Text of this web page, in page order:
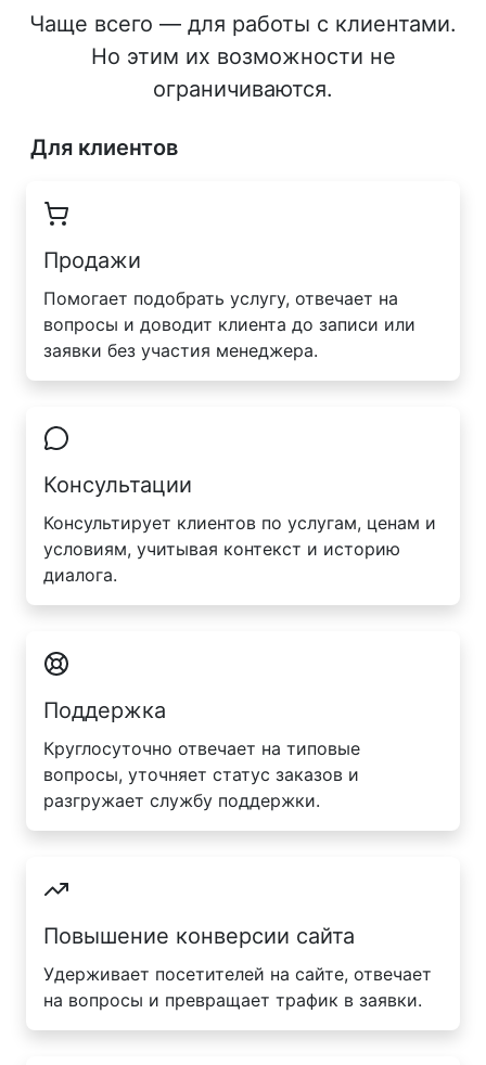
Чаще всего — для работы с клиентами.
Но этим их возможности не
ограничиваются.
Для клиентов
Продажи
Помогает подобрать услугу, отвечает на
вопросы и доводит клиента до записи или
заявки без участия менеджера.
Консультации
Консультирует клиентов по услугам, ценам и
условиям, учитывая контекст и историю
диалога.
Поддержка
Круглосуточно отвечает на типовые
вопросы, уточняет статус заказов и
разгружает службу поддержки.
Повышение конверсии сайта
Удерживает посетителей на сайте, отвечает
на вопросы и превращает трафик в заявки.